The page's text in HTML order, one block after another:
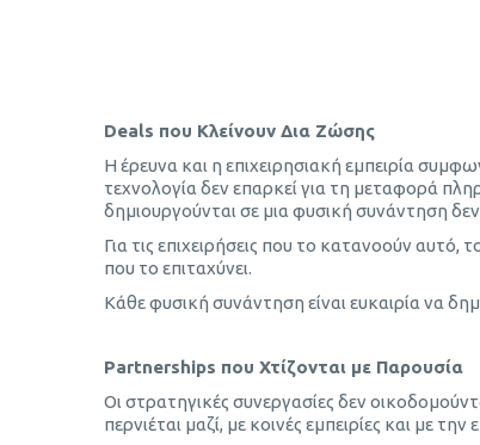
Deals που Κλείνουν Δια Ζώσης
Η έρευνα και η επιχειρησιακή εμπειρία
τεχνολογία δεν επαρκεί για τη μεταφορά
δημιουργούνται σε μια φυσική συνάντηση
Για τις επιχειρήσεις που το κατανοούν αυτό,
που το επιταχύνει.
Κάθε φυσική συνάντηση είναι ευκαιρία να
Partnerships που Χτίζονται με Παρουσία
Οι στρατηγικές συνεργασίες δεν
περνιέται μαζί, με κοινές εμπειρίες και με